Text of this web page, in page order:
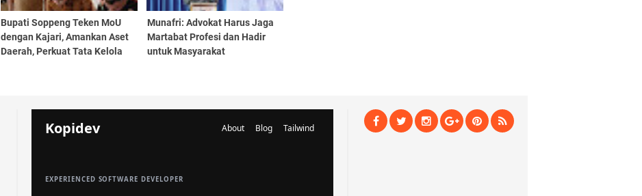
Bupati Soppeng Teken MoU
dengan Kajari, Amankan Aset
Daerah, Perkuat Tata Kelola
Munafri: Advokat Harus Jaga
Martabat Profesi dan Hadir
untuk Masyarakat